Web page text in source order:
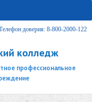
доверия: 8-800-2000-122
колледж
профессиональное